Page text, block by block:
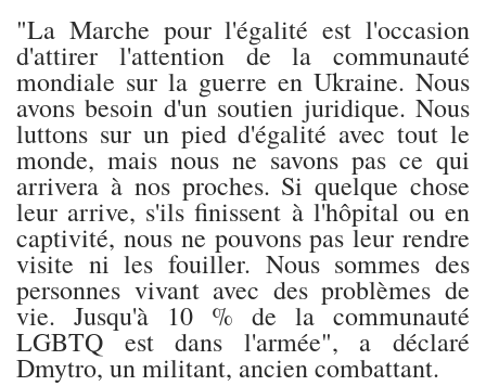
"La Marche pour l'égalité est l'occasion
d'attirer l'attention de la communauté
mondiale sur la guerre en Ukraine. Nous
avons besoin d'un soutien juridique. Nous
luttons sur un pied d'égalité avec tout le
monde, mais nous ne savons pas ce qui
arrivera à nos proches. Si quelque chose
leur arrive, s'ils finissent à l'hôpital ou en
captivité, nous ne pouvons pas leur rendre
visite ni les fouiller. Nous sommes des
personnes vivant avec des problèmes de
vie. Jusqu'à 10 % de la communauté
LGBTQ est dans l'armée", a déclaré
Dmytro, un militant, ancien combattant.